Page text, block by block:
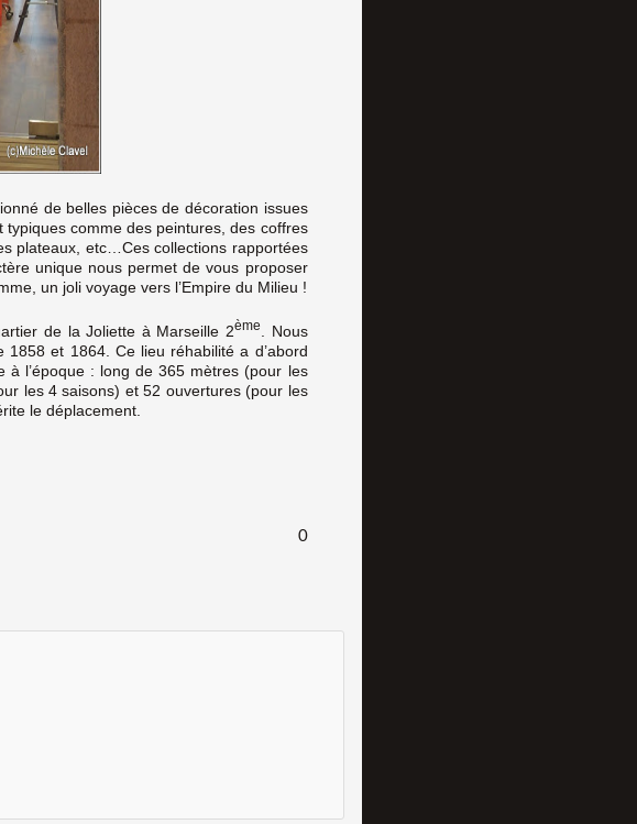
de belles pièces de décoration issues
comme des peintures, des coffres
plateaux, etc…Ces collections rapportées
unique nous permet de vous proposer
un joli voyage vers l’Empire du Milieu !
de la Joliette à Marseille 2ème
. Nous
et 1864. Ce lieu réhabilité a d’abord
à l’époque : long de 365 mètres (pour les
les 4 saisons) et 52 ouvertures (pour les
le déplacement.
0